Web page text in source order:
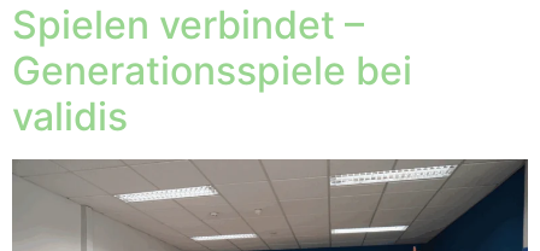
Spielen verbindet –
Generationsspiele bei
validis